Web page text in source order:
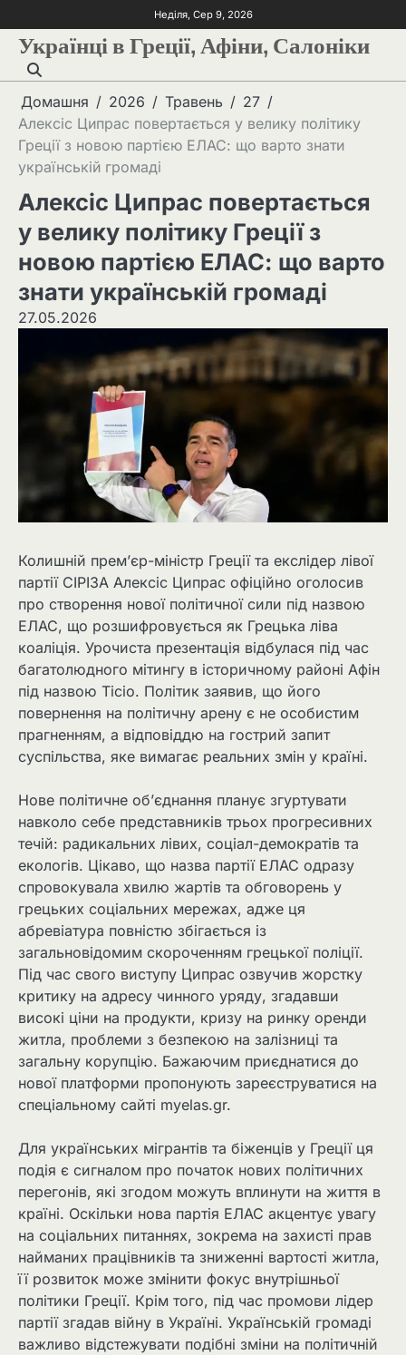
Неділя, Сер 9, 2026
Українці в Греції, Афіни, Салоніки
Домашня 2026 Травень
27
Алексіс Ципрас повертається у велику політику
Греції з новою партією ЕЛАС: що варто знати
українській громаді
Алексіс Ципрас повертається
у велику політику Греції з
новою партією ЕЛАС: що варто
знати українській громаді
27.05.2026
Колишній прем’єр-міністр Греції та екслідер лівої
партії СІРІЗА Алексіс Ципрас офіційно оголосив
про створення нової політичної сили під назвою
ЕЛАС, що розшифровується як Грецька ліва
коаліція. Урочиста презентація відбулася під час
багатолюдного мітингу в історичному районі Афін
під назвою Тісіо. Політик заявив, що його
повернення на політичну арену є не особистим
прагненням, а відповіддю на гострий запит
суспільства, яке вимагає реальних змін у країні.
Нове політичне об’єднання планує згуртувати
навколо себе представників трьох прогресивних
течій: радикальних лівих, соціал-демократів та
екологів. Цікаво, що назва партії ЕЛАС одразу
спровокувала хвилю жартів та обговорень у
грецьких соціальних мережах, адже ця
абревіатура повністю збігається із
загальновідомим скороченням грецької поліції.
Під час свого виступу Ципрас озвучив жорстку
критику на адресу чинного уряду, згадавши
високі ціни на продукти, кризу на ринку оренди
житла, проблеми з безпекою на залізниці та
загальну корупцію. Бажаючим приєднатися до
нової платформи пропонують зареєструватися на
спеціальному сайті myelas.gr.
Для українських мігрантів та біженців у Греції ця
подія є сигналом про початок нових політичних
перегонів, які згодом можуть вплинути на життя в
країні. Оскільки нова партія ЕЛАС акцентує увагу
на соціальних питаннях, зокрема на захисті прав
найманих працівників та зниженні вартості житла,
її розвиток може змінити фокус внутрішньої
політики Греції. Крім того, під час промови лідер
партії згадав війну в Україні. Українській громаді
важливо відстежувати подібні зміни на політичній